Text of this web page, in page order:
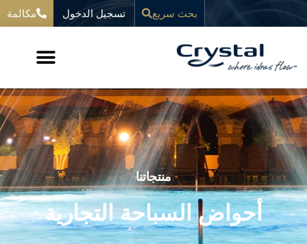
المحتوىإلى
بحث سريع تسجيل الدخول مكالمة
منتجاتنا
أحواض السباحة التجارية